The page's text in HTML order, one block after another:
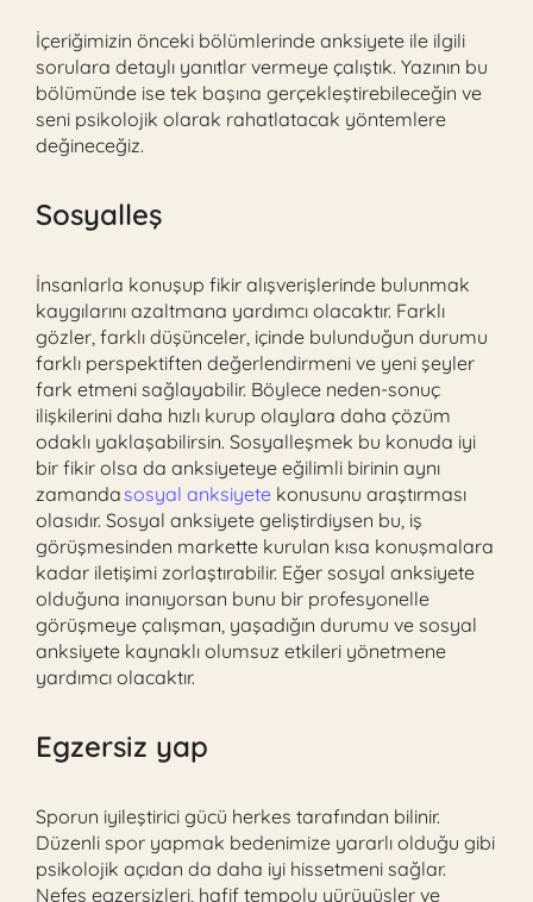
İçeriğimizin önceki bölümlerinde anksiyete ile ilgili
sorulara detaylı yanıtlar vermeye çalıştık. Yazının bu
bölümünde ise tek başına gerçekleştirebileceğin ve
seni psikolojik olarak rahatlatacak yöntemlere
değineceğiz.
Sosyalleş
İnsanlarla konuşup fikir alışverişlerinde bulunmak
kaygılarını azaltmana yardımcı olacaktır. Farklı
gözler, farklı düşünceler, içinde bulunduğun durumu
farklı perspektiften değerlendirmeni ve yeni şeyler
fark etmeni sağlayabilir. Böylece neden-sonuç
ilişkilerini daha hızlı kurup olaylara daha çözüm
odaklı yaklaşabilirsin. Sosyalleşmek bu konuda iyi
bir fikir olsa da anksiyeteye eğilimli birinin aynı
zamandasosyal anksiyete konusunu araştırması
olasıdır. Sosyal anksiyete geliştirdiysen bu, iş
görüşmesinden markette kurulan kısa konuşmalara
kadar iletişimi zorlaştırabilir. Eğer sosyal anksiyete
olduğuna inanıyorsan bunu bir profesyonelle
görüşmeye çalışman, yaşadığın durumu ve sosyal
anksiyete kaynaklı olumsuz etkileri yönetmene
yardımcı olacaktır.
Egzersiz yap
Sporun iyileştirici gücü herkes tarafından bilinir.
Düzenli spor yapmak bedenimize yararlı olduğu gibi
psikolojik açıdan da daha iyi hissetmeni sağlar.
Nefes egzersizleri, hafif tempolu yürüyüşler ve